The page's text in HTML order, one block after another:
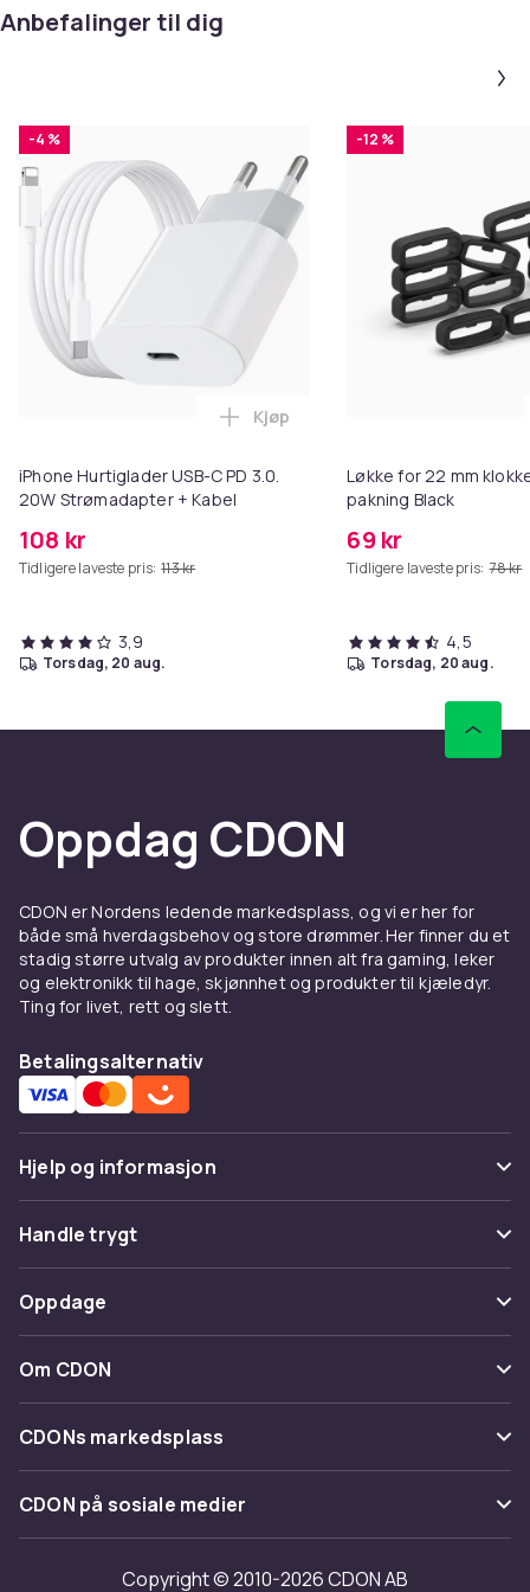
Anbefalinger til dig
-4 %
iPhone Hurtiglader USB-C PD 3.0.
20W Strømadapter + Kabel
108 kr
Tidligere laveste pris: 113 kr
Legg iPhone Hurtiglader USB-C
Kjøp
3,9
torsdag, 20 aug.
-12 %
Løkke for 22 mm
pakning Black
69 kr
Tidligere laveste pris: 78 kr
4,5
torsdag, 20 aug.
Oppdag CDON
CDON er Nordens ledende markedsplass, og vi er her for
både små hverdagsbehov og store drømmer. Her finner du et
stadig større utvalg av produkter innen alt fra gaming, leker
og elektronikk til hage, skjønnhet og produkter til kjæledyr.
Ting for livet, rett og slett.
Betalingsalternativ
Hjelp og informasjon
Vanlige spørsmål
Spor pakke
Angre & returner her
Kontakt oss
Handle trygt
Betaling
Levering
Tilbakekallinger
Oppdage
Kategorier
Varemerker
Om CDON
Om oss
Kundeanmeldelser
Jobbe på CDON
Investor relations
CDONs markedsplass
Merchant Help Center
CDON på sosiale medier
Copyright © 2010-2026 CDON AB